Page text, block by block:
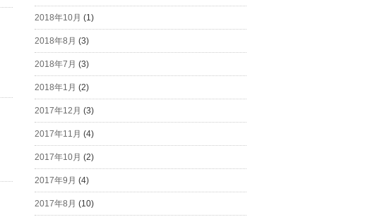
2018年10月 (1)
2018年8月 (3)
2018年7月 (3)
2018年1月 (2)
2017年12月 (3)
2017年11月 (4)
2017年10月 (2)
2017年9月 (4)
2017年8月 (10)